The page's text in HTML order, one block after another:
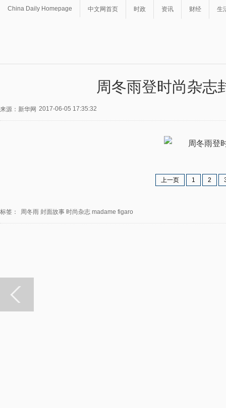
China Daily Homepage 中文网首页 时政 资讯 财经 生
周冬雨登时尚杂志
来源：新华网 2017-06-05 17:35:32
上一页 1 2
标签： 周冬雨 封面故事 时尚杂志 madame figaro